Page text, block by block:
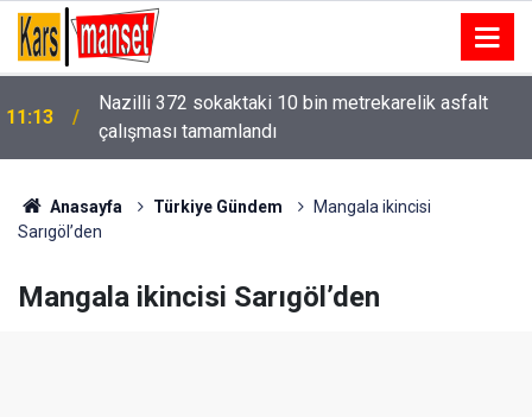
11:13
Nazilli 372 sokaktaki 10 bin metrekarelik asfalt
çalışması tamamlandı
Anasayfa Türkiye Gündem
Mangala ikincisi
Sarıgöl’den
Mangala ikincisi Sarıgöl’den